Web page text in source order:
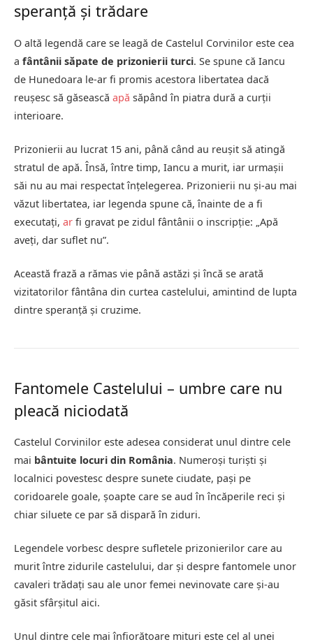
speranță și trădare
O altă legendă care se leagă de Castelul Corvinilor este cea
a fântânii săpate de prizonierii turci. Se spune că Iancu
de Hunedoara le-ar fi promis acestora libertatea dacă
reușesc să găsească apă săpând în piatra dură a curții
interioare.
Prizonierii au lucrat 15 ani, până când au reușit să atingă
stratul de apă. Însă, între timp, Iancu a murit, iar urmașii
săi nu au mai respectat înțelegerea. Prizonierii nu și-au mai
văzut libertatea, iar legenda spune că, înainte de a fi
executați, ar fi gravat pe zidul fântânii o inscripție: „Apă
aveți, dar suflet nu”.
Această frază a rămas vie până astăzi și încă se arată
vizitatorilor fântâna din curtea castelului, amintind de lupta
dintre speranță și cruzime.
Fantomele Castelului – umbre care nu
pleacă niciodată
Castelul Corvinilor este adesea considerat unul dintre cele
mai bântuite locuri din România. Numeroși turiști și
localnici povestesc despre sunete ciudate, pași pe
coridoarele goale, șoapte care se aud în încăperile reci și
chiar siluete ce par să dispară în ziduri.
Legendele vorbesc despre sufletele prizonierilor care au
murit între zidurile castelului, dar și despre fantomele unor
cavaleri trădați sau ale unor femei nevinovate care și-au
găsit sfârșitul aici.
Unul dintre cele mai înfiorătoare mituri este cel al unei